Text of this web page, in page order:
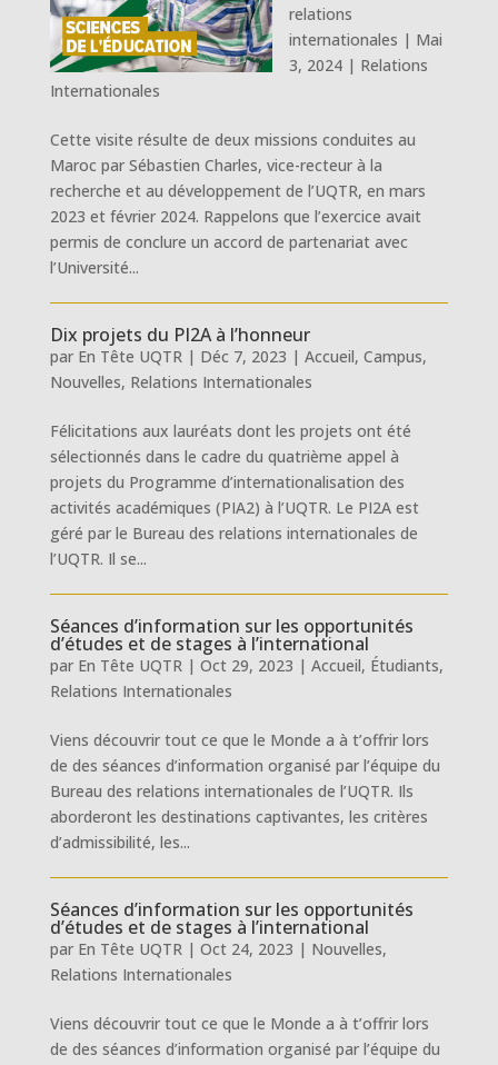
relations
internationales | Mai
3, 2024| Relations
Internationales
Cette visite résulte de deux missions conduites au
Maroc par Sébastien Charles, vice-recteur à la
recherche et au développement de l’UQTR, en mars
2023 et février 2024. Rappelons que l’exercice avait
permis de conclure un accord de partenariat avec
l’Université...
Dix projets du PI2A à l’honneur
par En Tête UQTR| Déc 7, 2023 | Accueil, Campus,
Nouvelles, Relations Internationales
Félicitations aux lauréats dont les projets ont été
sélectionnés dans le cadre du quatrième appel à
projets du Programme d’internationalisation des
activités académiques (PIA2) à l’UQTR. Le PI2A est
géré par le Bureau des relations internationales de
l’UQTR. Il se...
Séances d’information sur les opportunités
d’études et de stages à l’international
par En Tête UQTR| Oct 29, 2023 | Accueil, Étudiants,
Relations Internationales
Viens découvrir tout ce que le Monde a à t’offrir lors
de des séances d’information organisé par l’équipe du
Bureau des relations internationales de l’UQTR. Ils
aborderont les destinations captivantes, les critères
d’admissibilité, les...
Séances d’information sur les opportunités
d’études et de stages à l’international
par En Tête UQTR| Oct 24, 2023 | Nouvelles,
Relations Internationales
Viens découvrir tout ce que le Monde a à t’offrir lors
de des séances d’information organisé par l’équipe du